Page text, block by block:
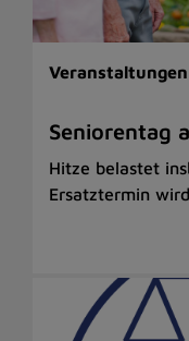
Seniorentag
Hitze belastet
Ersatztermin